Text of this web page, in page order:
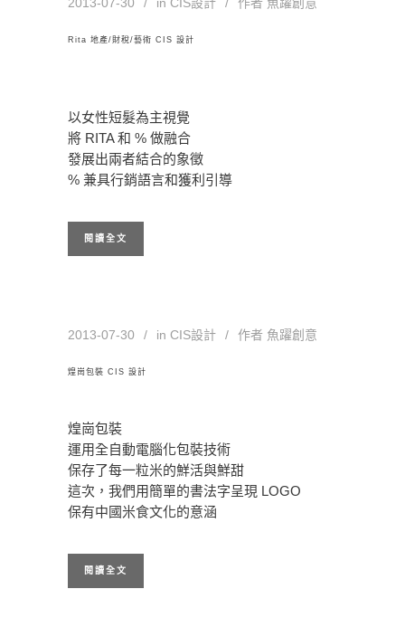
Rita 地產/財稅/藝術 CIS 設計
以女性短髮為主視覺
將 RITA 和 % 做融合
發展出兩者結合的象徵
% 兼具行銷語言和獲利引導
閱讀全文
2013-07-30 in CIS設計 作者 魚躍創意
煌崗包裝 CIS 設計
煌崗包裝
運用全自動電腦化包裝技術
保存了每一粒米的鮮活與鮮甜
這次，我們用簡單的書法字呈現 LOGO
保有中國米食文化的意涵
閱讀全文